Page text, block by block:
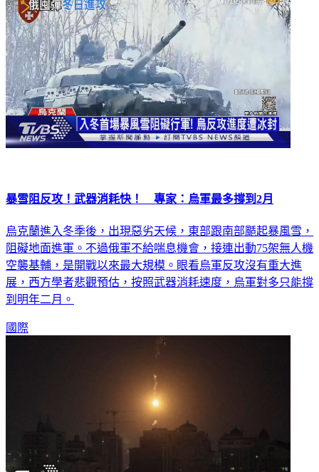
暴雪阻反攻！武器消耗快！ 專家：烏軍最多撐到2月
烏克蘭進入冬季後，出現惡劣天候，東部跟南部颳起暴風雪，
阻礙地面進軍。不過俄軍不給喘息機會，接連出動75架無人機
空襲基輔，是開戰以來最大規模。眼看烏軍反攻沒有重大進
展，西方學者悲觀預估，按照武器消耗速度，烏軍對多只能撐
到明年二月。
國際